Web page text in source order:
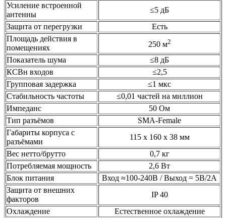
Усиление встроенной
антенны
≤5 дБ
Защита от перегрузки
Есть
Площадь действия в
помещениях
250 м2
Показатель шума
≤8 дБ
КСВн входов
≤2,5
Групповая задержка
≤1 мкс
Стабильность частоты
≤0,01 частей на миллион
Импеданс
50 Ом
Тип разъёмов
SMA-Female
Габариты корпуса с
разъёмами
115 х 160 х 38 мм
Вес нетто/брутто
0,7 кг
Потребляемая мощность
2,6 Вт
Блок питания
Вход ≈100-240В / Выход = 5В/2А
Защита от внешних
факторов
IP 40
Охлаждение
Естественное охлаждение